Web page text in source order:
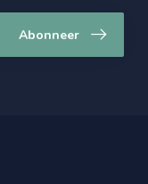
Abonneer